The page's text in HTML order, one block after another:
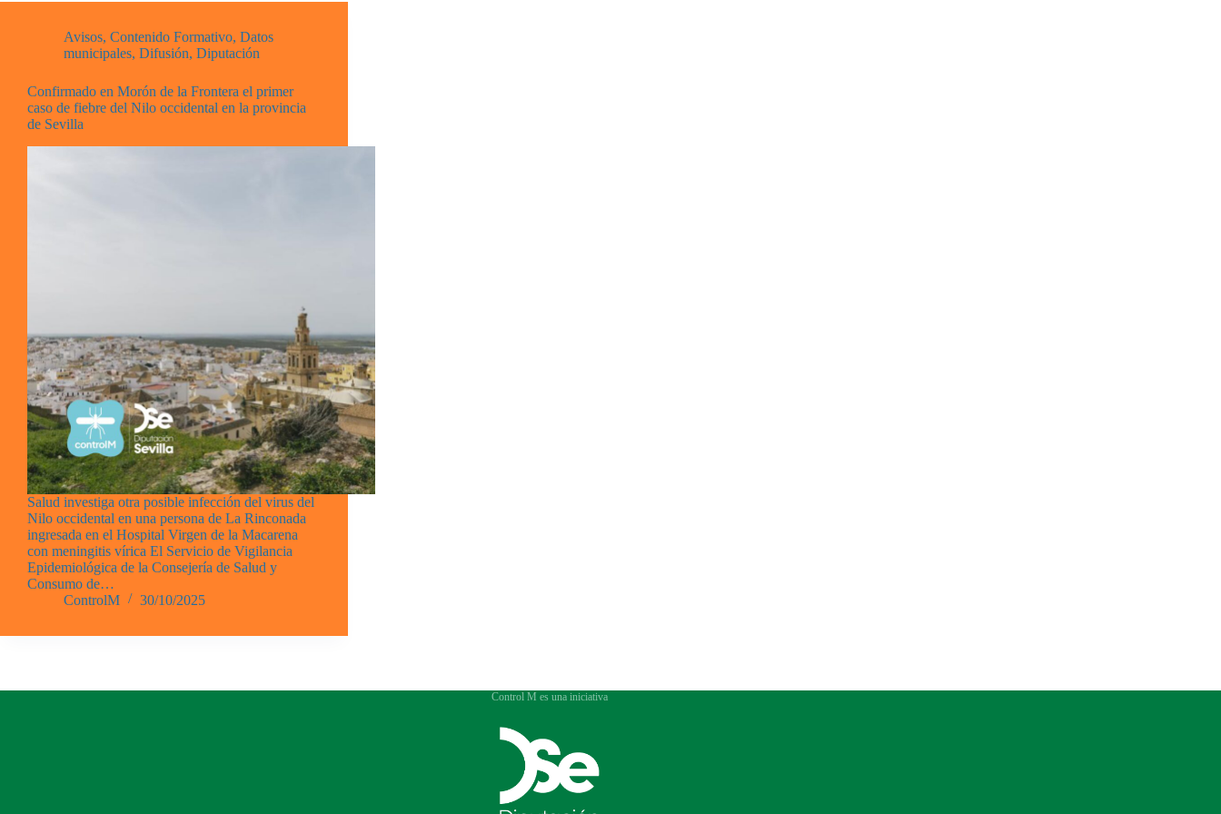
Avisos, Contenido Formativo, Datos
municipales, Difusión, Diputación
Confirmado en Morón de la Frontera el primer
caso de fiebre del Nilo occidental en la provincia
de Sevilla
Salud investiga otra posible infección del virus del
Nilo occidental en una persona de La Rinconada
ingresada en el Hospital Virgen de la Macarena
con meningitis vírica El Servicio de Vigilancia
Epidemiológica de la Consejería de Salud y
Consumo de…
ControlM
30/10/2025
Control M es una iniciativa